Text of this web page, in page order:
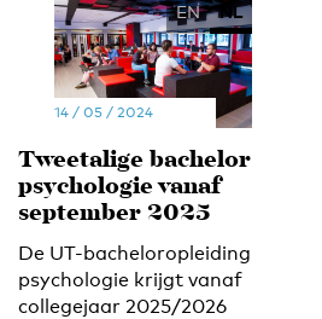
EN NL
14 / 05 / 2024
Tweetalige bachelor
psychologie vanaf
september 2025
De UT-bacheloropleiding
psychologie krijgt vanaf
collegejaar 2025/2026